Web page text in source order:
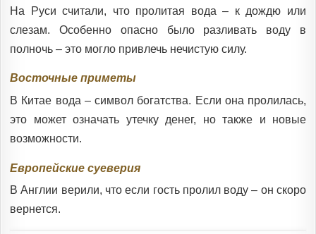
На Руси считали, что пролитая вода – к дождю или
слезам. Особенно опасно было разливать воду в
полночь – это могло привлечь нечистую силу.
Восточные приметы
В Китае вода – символ богатства. Если она пролилась,
это может означать утечку денег, но также и новые
возможности.
Европейские суеверия
В Англии верили, что если гость пролил воду – он скоро
вернется.